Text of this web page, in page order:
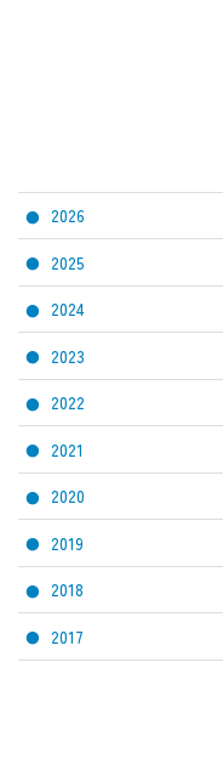
2026
2025
2024
2023
2022
2021
2020
2019
2018
2017